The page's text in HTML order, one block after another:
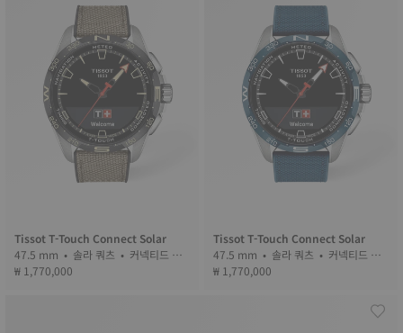
Tissot T-Touch Connect Solar
47.5 mm • 솔라 쿼츠 • 커넥티드 택
타일 • Titanium
₩ 1,770,000
Tissot T-Touch Connect Solar
47.5 mm • 솔라 쿼츠 • 커넥티드 택
타일 • Titanium
₩ 1,770,000